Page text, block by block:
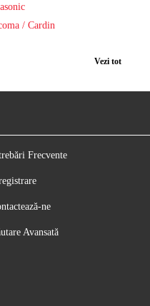
/ Cardin
Vezi tot
Frecvente
ne
Avansată